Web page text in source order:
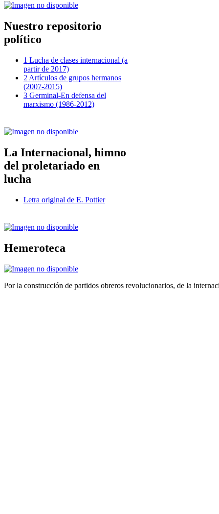
Nuestro repositorio
político
1 Lucha de clases internacional (a
partir de 2017)
2 Artículos de grupos hermanos
(2007-2015)
3 Germinal-En defensa del
marxismo (1986-2012)
La Internacional, himno
del proletariado en
lucha
Letra original de E. Pottier
Hemeroteca
Por la construcción de partidos obreros revolucionarios, de la